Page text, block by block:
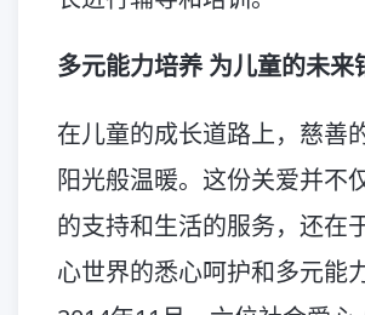
多元能力培养 为儿童的未来
在儿童的成长道路上，慈善
阳光般温暖。这份关爱并不
的支持和生活的服务，还在
心世界的悉心呵护和多元能